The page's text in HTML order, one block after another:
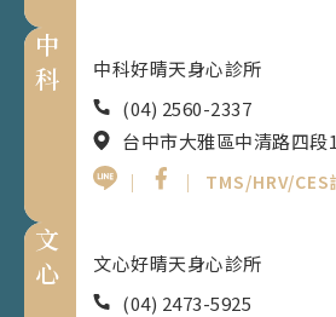
中
科
中科好晴天身心診所
(04) 2560-2337
台中市大雅區中清路四段
｜
｜ TMS/HRV/CES
文
心
文心好晴天身心診所
(04) 2473-5925